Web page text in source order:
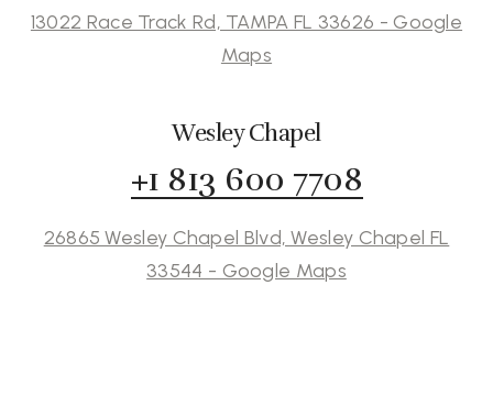
13022 Race Track Rd, TAMPA FL 33626 - Google
Maps
Wesley Chapel
+1 813 600 7708
26865 Wesley Chapel Blvd, Wesley Chapel FL
33544 - Google Maps